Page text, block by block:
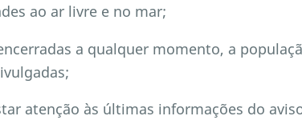
ao ar livre e no mar;
a qualquer momento, a
atenção às últimas informações do